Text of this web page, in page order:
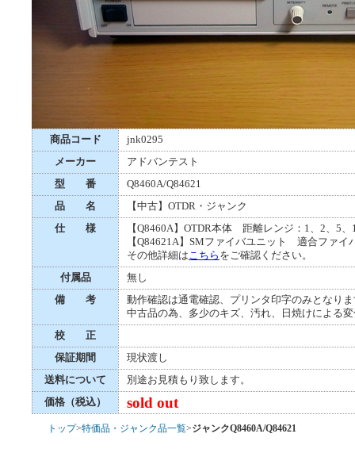
商品コード
jnk0295
メーカー
アドバンテスト
型 番
Q8460A/Q84621
品 名
【中古】OTDR・ジャンク
仕 様
【Q8460A】OTDR本体 距離レンジ：1、2、5
【Q84621A】SMファイバユニット 適合ファイ
その他詳細はこちら をご確認ください。
付属品
無し
備 考
動作確認は通電確認、プリンタ印字のみとなり
中古品の為、多少のキズ、汚れ、日焼けによる
校 正
保証期間
現状渡し
送料について
別途お見積もり致します。
価格（税込）
sold out
トップ>特価品・ジャンク品一覧>ジャンクQ8460A/Q84621